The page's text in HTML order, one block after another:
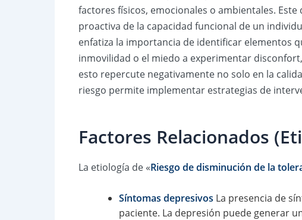
factores físicos, emocionales o ambientales.
proactiva de la capacidad funcional de un
enfatiza la importancia de identificar elementos
inmovilidad o el miedo a experimentar
esto repercute negativamente no solo en la
riesgo permite implementar estrategias de
Factores Relacionados
La etiología de «Riesgo de disminución de la
Síntomas depresivos La presencia de
paciente. La depresión puede generar